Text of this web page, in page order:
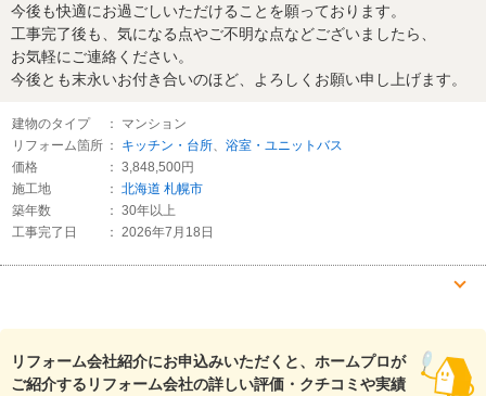
今後も快適にお過ごしいただけることを願っております。
工事完了後も、気になる点やご不明な点などございましたら、
お気軽にご連絡ください。
今後とも末永いお付き合いのほど、よろしくお願い申し上げます。
建物のタイプ
： マンション
リフォーム箇所 ： キッチン・台所、 浴室・ユニットバス
価格
： 3,848,500円
施工地
： 北海道 札幌市
築年数
： 30年以上
工事完了日
： 2026年7月18日
5
リフォーム会社紹介にお申込みいただくと、ホームプロが
ご紹介するリフォーム会社の詳しい評価・クチコミや実績